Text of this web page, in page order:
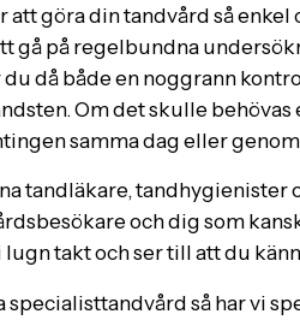
att göra din tandvård så
gå på regelbundna
du då både en noggrann
Om det skulle
samma dag eller
tandläkare, tandhygienister
och dig som
lugn takt och ser till att du
specialisttandvård så har vi